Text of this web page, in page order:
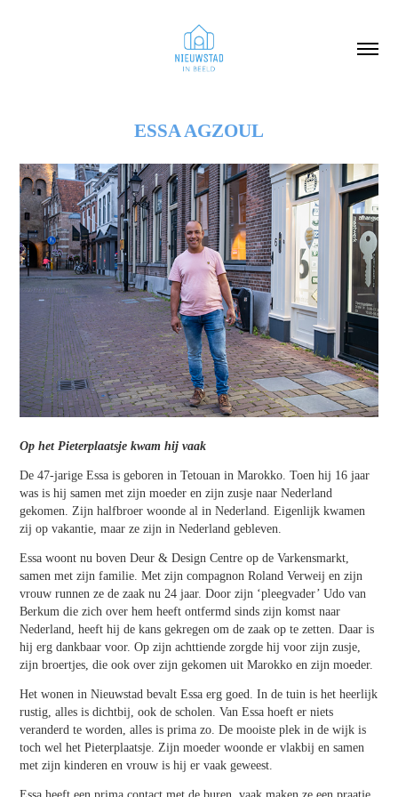
ESSA AGZOUL
Op het Pieterplaatsje kwam hij vaak
De 47-jarige Essa is geboren in Tetouan in Marokko. Toen hij 16 jaar
was is hij samen met zijn moeder en zijn zusje naar Nederland
gekomen. Zijn halfbroer woonde al in Nederland. Eigenlijk kwamen
zij op vakantie, maar ze zijn in Nederland gebleven.
Essa woont nu boven Deur & Design Centre op de Varkensmarkt,
samen met zijn familie. Met zijn compagnon Roland Verweij en zijn
vrouw runnen ze de zaak nu 24 jaar. Door zijn ‘pleegvader’ Udo van
Berkum die zich over hem heeft ontfermd sinds zijn komst naar
Nederland, heeft hij de kans gekregen om de zaak op te zetten. Daar is
hij erg dankbaar voor. Op zijn achttiende zorgde hij voor zijn zusje,
zijn broertjes, die ook over zijn gekomen uit Marokko en zijn moeder.
Het wonen in Nieuwstad bevalt Essa erg goed. In de tuin is het heerlijk
rustig, alles is dichtbij, ook de scholen. Van Essa hoeft er niets
veranderd te worden, alles is prima zo. De mooiste plek in de wijk is
toch wel het Pieterplaatsje. Zijn moeder woonde er vlakbij en samen
met zijn kinderen en vrouw is hij er vaak geweest.